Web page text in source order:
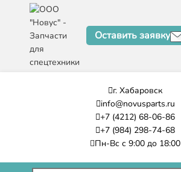
Оставить заявку
г. Хабаровск
info@novusparts.ru
+7 (4212) 68-06-86
+7 (984) 298-74-68
Пн-Вс с 9:00 до 18:00